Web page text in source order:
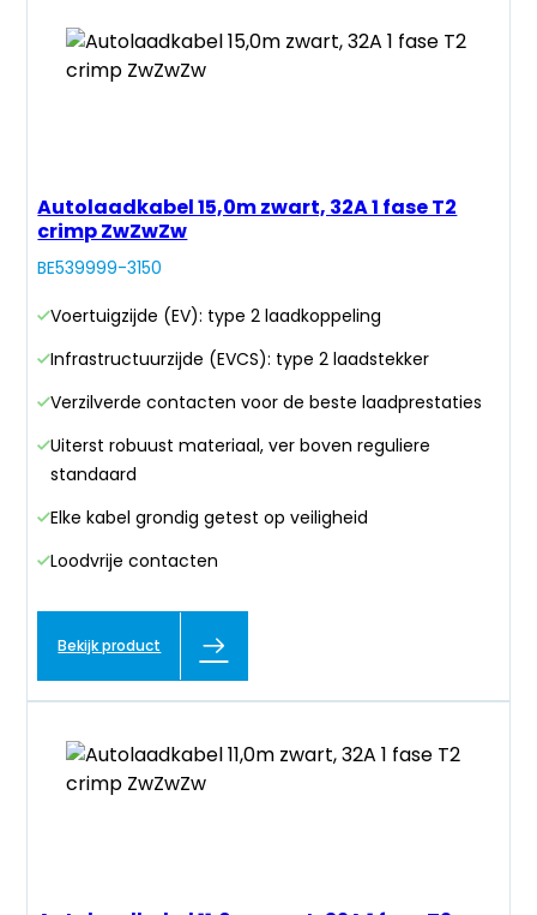
Autolaadkabel 15,0m zwart, 32A 1 fase T2
crimp ZwZwZw
BE539999-3150
Voertuigzijde (EV): type 2 laadkoppeling
Infrastructuurzijde (EVCS): type 2 laadstekker
Verzilverde contacten voor de beste laadprestaties
Uiterst robuust materiaal, ver boven reguliere
standaard
Elke kabel grondig getest op veiligheid
Loodvrije contacten
Bekijk product